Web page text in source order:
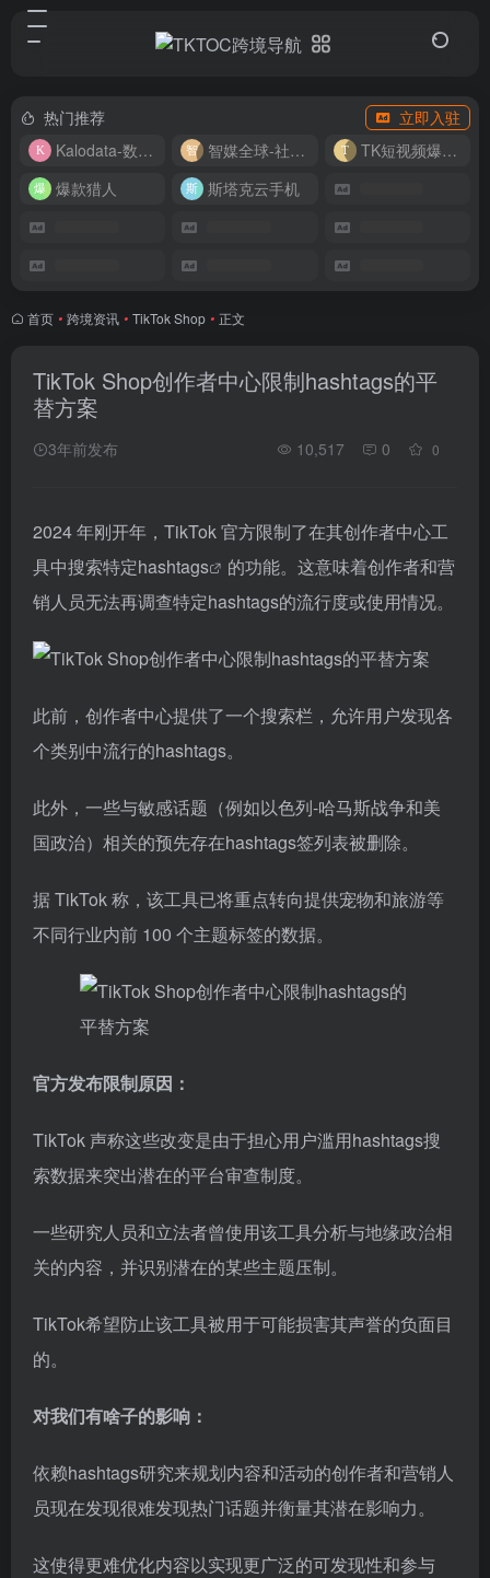
热门推荐
立即入驻
Kalodata-数据分析平台
智媒全球-社媒管理平台
TK短视频爆款复刻
爆款猎人
斯塔克云手机
首页 • 跨境资讯 • TikTok Shop • 正文
TikTok Shop创作者中心限制hashtags的平
替方案
3年前发布 10,517 0 0
2024 年刚开年，TikTok 官方限制了在其创作者中心工
具中搜索特定hashtags
的功能。这意味着创作者和营
销人员无法再调查特定hashtags的流行度或使用情况。
此前，创作者中心提供了一个搜索栏，允许用户发现各
个类别中流行的hashtags。
此外，一些与敏感话题（例如以色列-哈马斯战争和美
国政治）相关的预先存在hashtags签列表被删除。
据 TikTok 称，该工具已将重点转向提供宠物和旅游等
不同行业内前 100 个主题标签的数据。
官方发布限制原因：
TikTok 声称这些改变是由于担心用户滥用hashtags搜
索数据来突出潜在的平台审查制度。
一些研究人员和立法者曾使用该工具分析与地缘政治相
关的内容，并识别潜在的某些主题压制。
TikTok希望防止该工具被用于可能损害其声誉的负面目
的。
对我们有啥子的影响：
依赖hashtags研究来规划内容和活动的创作者和营销人
员现在发现很难发现热门话题并衡量其潜在影响力。
这使得更难优化内容以实现更广泛的可发现性和参与